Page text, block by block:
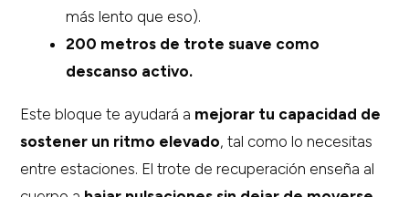
más lento que eso).
200 metros de trote suave como
descanso activo.
Este bloque te ayudará a mejorar tu capacidad de
sostener un ritmo elevado, tal como lo necesitas
entre estaciones. El trote de recuperación enseña al